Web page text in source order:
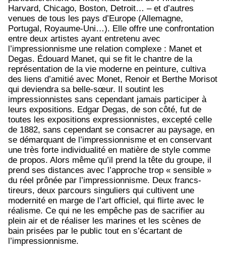
Harvard, Chicago, Boston, Detroit… – et d’autres
venues de tous les pays d’Europe (Allemagne,
Portugal, Royaume-Uni…). Elle offre une confrontation
entre deux artistes ayant entretenu avec
l’impressionnisme une relation complexe : Manet et
Degas. Édouard Manet, qui se fit le chantre de la
représentation de la vie moderne en peinture, cultiva
des liens d’amitié avec Monet, Renoir et Berthe Morisot
qui deviendra sa belle-sœur. Il
soutint les
impressionnistes sans cependant jamais participer à
leurs expositions. Edgar Degas, de son côté, fut de
toutes les expositions expressionnistes, excepté celle
de 1882, sans cependant se consacrer au paysage, en
se démarquant de l’impressionnisme et en conservant
une très forte individualité en matière de style comme
de propos. Alors même qu’il prend la tête du groupe, il
prend ses distances avec l’approche trop « sensible »
du réel prônée par l’impressionnisme. Deux francs-
tireurs, deux parcours singuliers qui cultivent une
modernité en marge de l’art officiel, qui flirte avec le
réalisme. Ce qui ne les empêche pas de sacrifier au
plein air et de réaliser les marines et les scènes de
bain prisées par le public tout en s’écartant de
l’impressionnisme.